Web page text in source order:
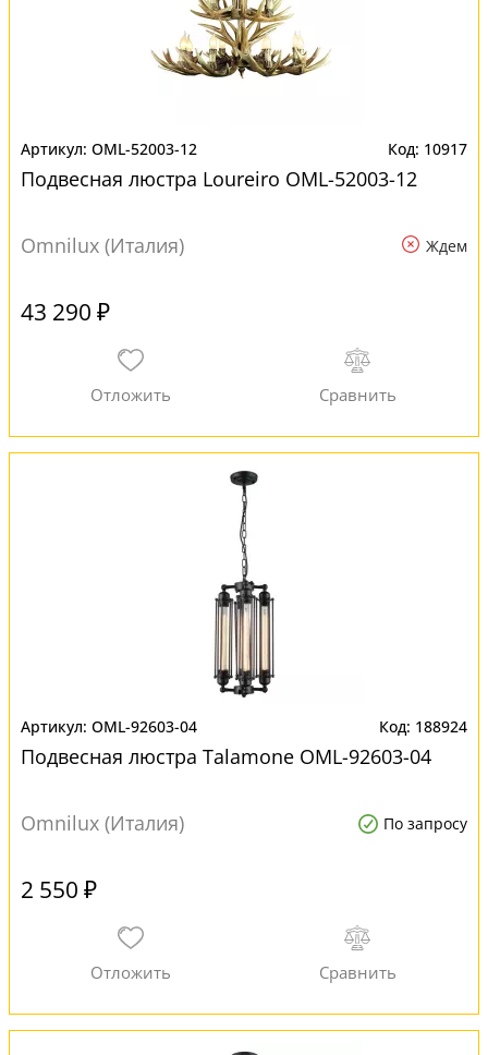
OML-52003-12 10917
Подвесная люстра Loureiro OML-52003-12
Omnilux (Италия) Ждем
43 290 ₽
OML-92603-04 188924
Подвесная люстра Talamone OML-92603-04
Omnilux (Италия) По запросу
2 550 ₽